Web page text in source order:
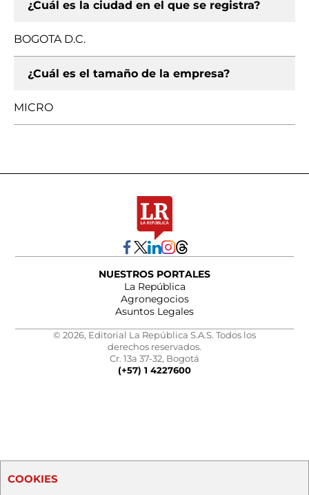
¿Cuál es la ciudad en el que se registra?
BOGOTA D.C.
¿Cuál es el tamaño de la empresa?
MICRO
NUESTROS PORTALES
La República
Agronegocios
Asuntos Legales
© 2026, Editorial La República S.A.S. Todos los
derechos reservados.
Cr. 13a 37-32, Bogotá
(+57) 1 4227600
COOKIES